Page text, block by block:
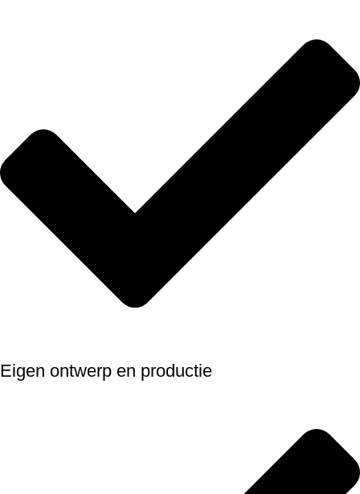
Eigen ontwerp en productie